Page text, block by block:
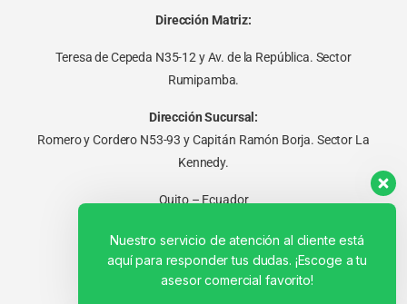
Dirección Matriz:
Teresa de Cepeda N35-12 y Av. de la República. Sector
Rumipamba.
Dirección Sucursal:
Romero y Cordero N53-93 y Capitán Ramón Borja. Sector La
Kennedy.
Quito – Ecuador
Nuestro servicio de atención al cliente está
aquí para responder tus dudas. ¡Escoge a tu
asesor comercial favorito!